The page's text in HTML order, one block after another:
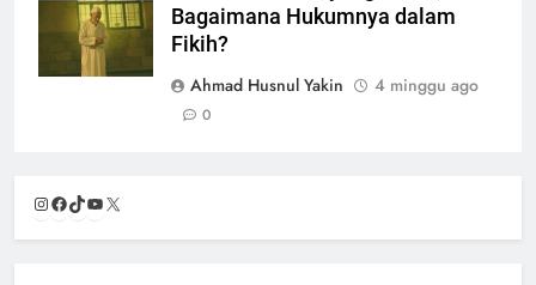
Bagaimana Hukumnya dalam
Fikih?
Ahmad Husnul Yakin
4 minggu ago
0
Instagram
Facebook
TikTok
YouTube